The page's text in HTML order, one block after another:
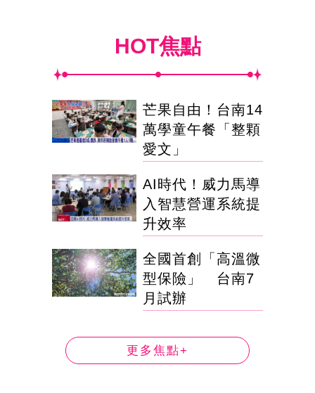
HOT焦點
芒果自由！台南14
萬學童午餐「整顆
愛文」
AI時代！威力馬導
入智慧營運系統提
升效率
全國首創「高溫微
型保險」 台南7
月試辦
更多焦點+